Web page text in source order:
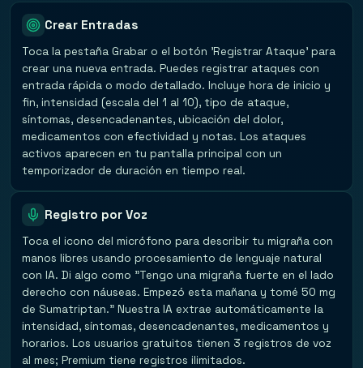
Crear Entradas
Toca la pestaña Grabar o el botón 'Registrar Ataque' para
crear una nueva entrada. Puedes registrar ataques con
entrada rápida o modo detallado. Incluye hora de inicio y
fin, intensidad (escala del 1 al 10), tipo de ataque,
síntomas, desencadenantes, ubicación del dolor,
medicamentos con efectividad y notas. Los ataques
activos aparecen en tu pantalla principal con un
temporizador de duración en tiempo real.
Registro por Voz
Toca el icono del micrófono para describir tu migraña con
manos libres usando procesamiento de lenguaje natural
con IA. Di algo como "Tengo una migraña fuerte en el lado
derecho con náuseas. Empezó esta mañana y tomé 50 mg
de Sumatriptan." Nuestra IA extrae automáticamente la
intensidad, síntomas, desencadenantes, medicamentos y
horarios. Los usuarios gratuitos tienen 3 registros de voz
al mes; Premium tiene registros ilimitados.